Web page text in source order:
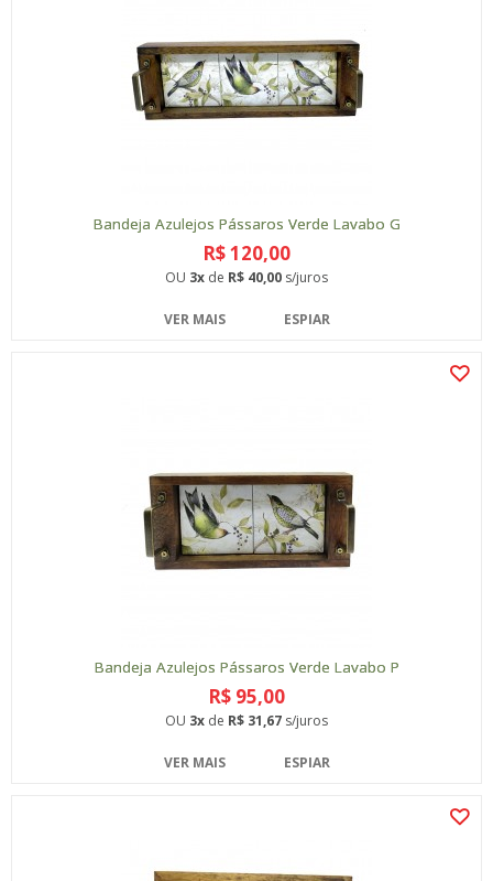
Bandeja Azulejos Pássaros Verde Lavabo G
R$ 120,00
OU 3x de R$ 40,00 s/juros
VER MAIS ESPIAR
Bandeja Azulejos Pássaros Verde Lavabo P
R$ 95,00
OU 3x de R$ 31,67 s/juros
VER MAIS ESPIAR